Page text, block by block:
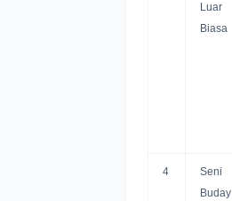
Luar
Biasa
4
Seni
Buday